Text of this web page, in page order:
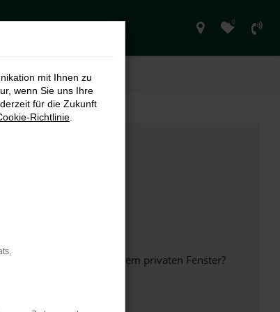
0
Browser oder in einem privaten Fenster?
mit Ihnen zu
wenn Sie uns Ihre
für die Zukunft
Richtlinie